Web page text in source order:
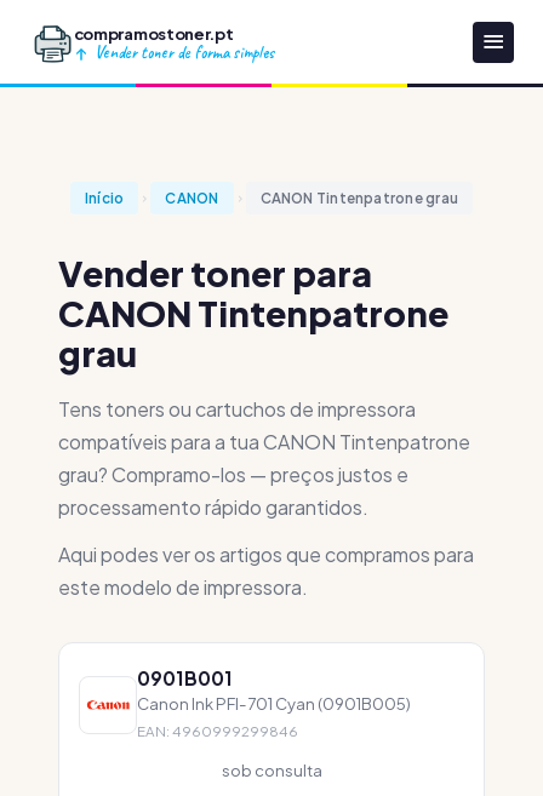
compramostoner.pt
Vender toner de forma simples
Início CANON CANON Tintenpatrone grau
Vender toner para
CANON Tintenpatrone
grau
Tens toners ou cartuchos de impressora
compatíveis para a tua CANON Tintenpatrone
grau? Compramo-los — preços justos e
processamento rápido garantidos.
Aqui podes ver os artigos que compramos para
este modelo de impressora.
0901B001
Canon Ink PFI-701 Cyan (0901B005)
EAN: 4960999299846
sob consulta